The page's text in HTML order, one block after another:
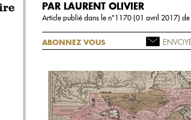
PAR LAURENT OLIVIER
Article publié dans le n°1170 (01 avril 2017)
ABONNEZ VOUS